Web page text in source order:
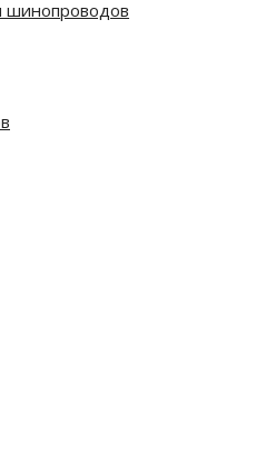
шинопроводов